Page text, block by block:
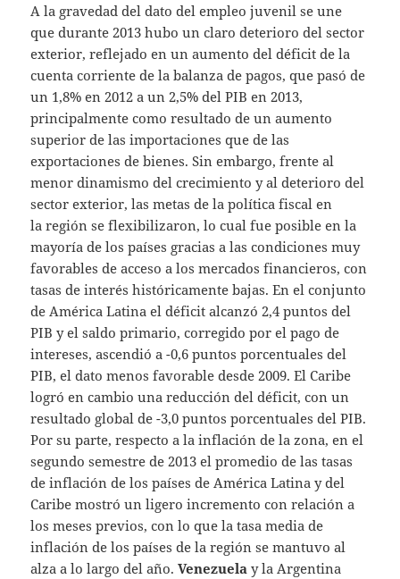
A la gravedad del dato del empleo juvenil se une
que durante 2013 hubo un claro deterioro del sector
exterior, reflejado en un aumento del déficit de la
cuenta corriente de la balanza de pagos, que pasó de
un 1,8% en 2012 a un 2,5% del PIB en 2013,
principalmente como resultado de un aumento
superior de las importaciones que de las
exportaciones de bienes. Sin embargo, frente al
menor dinamismo del crecimiento y al deterioro del
sector exterior, las metas de la política fiscal en
la región se flexibilizaron, lo cual fue posible en la
mayoría de los países gracias a las condiciones muy
favorables de acceso a los mercados financieros, con
tasas de interés históricamente bajas. En el conjunto
de América Latina el déficit alcanzó 2,4 puntos del
PIB y el saldo primario, corregido por el pago de
intereses, ascendió a -0,6 puntos porcentuales del
PIB, el dato menos favorable desde 2009. El Caribe
logró en cambio una reducción del déficit, con un
resultado global de -3,0 puntos porcentuales del PIB.
Por su parte, respecto a la inflación de la zona, en el
segundo semestre de 2013 el promedio de las tasas
de inflación de los países de América Latina y del
Caribe mostró un ligero incremento con relación a
los meses previos, con lo que la tasa media de
inflación de los países de la región se mantuvo al
alza a lo largo del año. Venezuela y la Argentina